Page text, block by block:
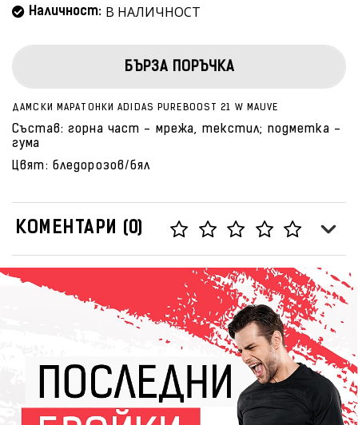
Наличност: В НАЛИЧНОСТ
БЪРЗА ПОРЪЧКА
ДАМСКИ МАРАТОНКИ ADIDAS PUREBOOST 21 W MAUVE
Състав: горна част - мрежа, текстил; подметка -
гума
Цвят: бледорозов/бял
КОМЕНТАРИ (0)